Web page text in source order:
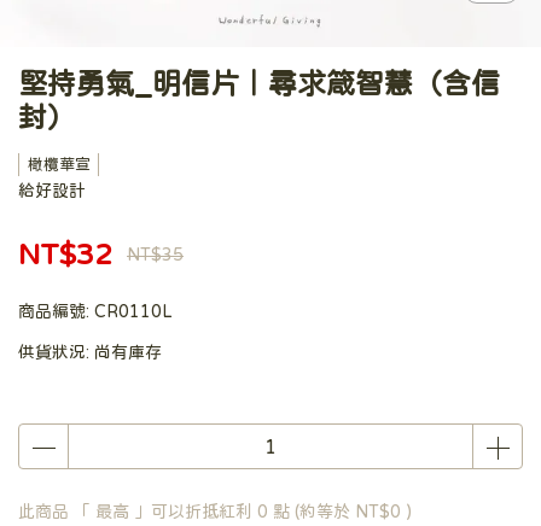
堅持勇氣_明信片｜尋求箴智慧（含信
封）
橄欖華宣
給好設計
NT$32 NT$35
商品編號: CR0110L
供貨狀況: 尚有庫存
此商品 「 最高 」可以折抵紅利 0 點 (約等於 NT$0 )